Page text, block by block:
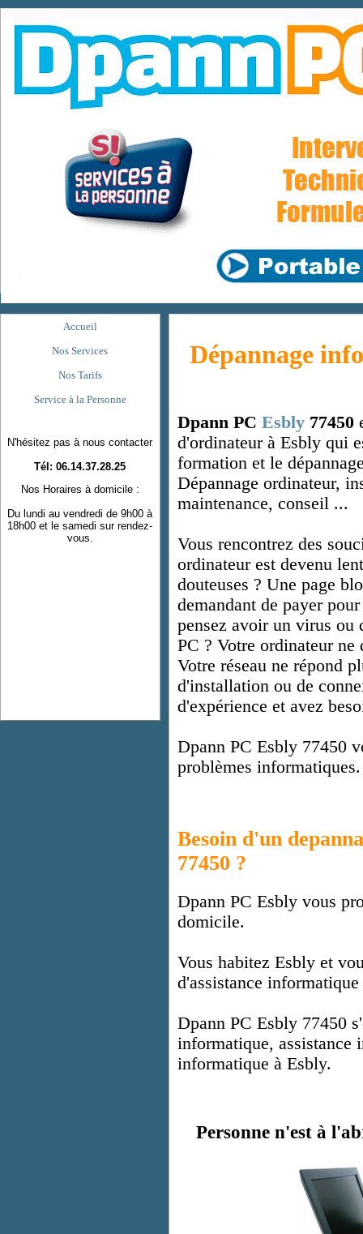
Accueil
Nos Services
Nos Tarifs
Service à la Personne
N'hésitez pas à nous contacter
Tél: 06.14.37.28.25
Nos Horaires à domicile :
Du lundi au vendredi de 9h00 à
18h00 et le samedi sur rendez-
vous.
Dépannage
Dpann PC Esbly 77450
d'ordinateur à Esbly qui
formation et le
Dépannage ordinateur,
maintenance, conseil ...
Vous rencontrez des
ordinateur est devenu
douteuses ? Une page
demandant de payer
pensez avoir un virus
PC ? Votre ordinateur ne
Votre réseau ne répond
d'installation ou de
d'expérience et avez
Dpann PC Esbly 77450
problèmes informatiques.
Besoin d'un
77450 ?
Dpann PC Esbly vous
domicile.
Vous habitez Esbly et
d'assistance
Dpann PC Esbly 77450
informatique, assistance
informatique à Esbly.
Personne n'est à